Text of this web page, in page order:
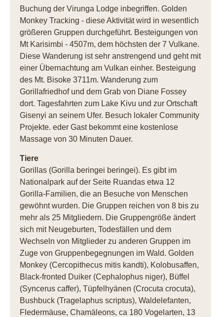
Buchung der Virunga Lodge inbegriffen. Golden
Monkey Tracking - diese Aktivität wird in wesentlich
größeren Gruppen durchgeführt. Besteigungen von
Mt Karisimbi - 4507m, dem höchsten der 7 Vulkane.
Diese Wanderung ist sehr anstrengend und geht mit
einer Übernachtung am Vulkan einher. Besteigung
des Mt. Bisoke 3711m. Wanderung zum
Gorillafriedhof und dem Grab von Diane Fossey
dort. Tagesfahrten zum Lake Kivu und zur Ortschaft
Gisenyi an seinem Ufer. Besuch lokaler Community
Projekte. eder Gast bekommt eine kostenlose
Massage von 30 Minuten Dauer.
Tiere
Gorillas (Gorilla beringei beringei). Es gibt im
Nationalpark auf der Seite Ruandas etwa 12
Gorilla-Familien, die an Besuche von Menschen
gewöhnt wurden. Die Gruppen reichen von 8 bis zu
mehr als 25 Mitgliedern. Die Gruppengröße ändert
sich mit Neugeburten, Todesfällen und dem
Wechseln von Mitglieder zu anderen Gruppen im
Zuge von Gruppenbegegnungen im Wald. Golden
Monkey (Cercopithecus mitis kandti), Kolobusaffen,
Black-fronted Duiker (Cephalophus niger), Büffel
(Syncerus caffer), Tüpfelhyänen (Crocuta crocuta),
Bushbuck (Tragelaphus scriptus), Waldelefanten,
Fledermäuse, Chamäleons, ca 180 Vogelarten, 13